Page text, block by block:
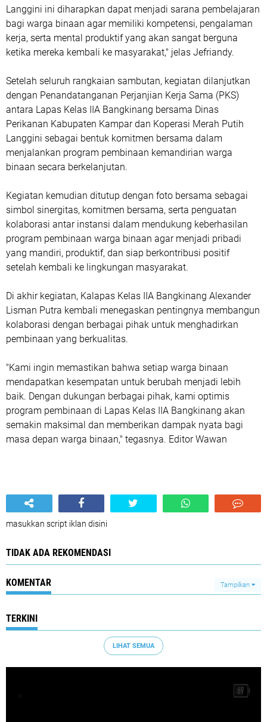
Langgini ini diharapkan dapat menjadi sarana pembelajaran
bagi warga binaan agar memiliki kompetensi, pengalaman
kerja, serta mental produktif yang akan sangat berguna
ketika mereka kembali ke masyarakat," jelas Jefriandy.
Setelah seluruh rangkaian sambutan, kegiatan dilanjutkan
dengan Penandatanganan Perjanjian Kerja Sama (PKS)
antara Lapas Kelas IIA Bangkinang bersama Dinas
Perikanan Kabupaten Kampar dan Koperasi Merah Putih
Langgini sebagai bentuk komitmen bersama dalam
menjalankan program pembinaan kemandirian warga
binaan secara berkelanjutan.
Kegiatan kemudian ditutup dengan foto bersama sebagai
simbol sinergitas, komitmen bersama, serta penguatan
kolaborasi antar instansi dalam mendukung keberhasilan
program pembinaan warga binaan agar menjadi pribadi
yang mandiri, produktif, dan siap berkontribusi positif
setelah kembali ke lingkungan masyarakat.
Di akhir kegiatan, Kalapas Kelas IIA Bangkinang Alexander
Lisman Putra kembali menegaskan pentingnya membangun
kolaborasi dengan berbagai pihak untuk menghadirkan
pembinaan yang berkualitas.
"Kami ingin memastikan bahwa setiap warga binaan
mendapatkan kesempatan untuk berubah menjadi lebih
baik. Dengan dukungan berbagai pihak, kami optimis
program pembinaan di Lapas Kelas IIA Bangkinang akan
semakin maksimal dan memberikan dampak nyata bagi
masa depan warga binaan," tegasnya. Editor Wawan
masukkan script iklan disini
TIDAK ADA REKOMENDASI
KOMENTAR Tampilkan
TERKINI
LIHAT SEMUA